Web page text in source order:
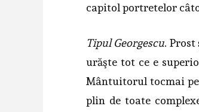
capitol portre­telor
Tipul Georgescu.
urăşte tot ce e
Mântuitorul tocmai
plin de toate